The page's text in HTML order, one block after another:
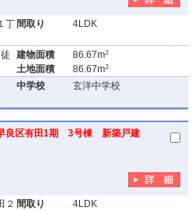
丁 間取り 4LDK
建物面積
土地面積
86.67m2
86.67m2
中学校 玄洋中学校
早良区有田1期 3号棟 新築戸建
２ 間取り 4LDK